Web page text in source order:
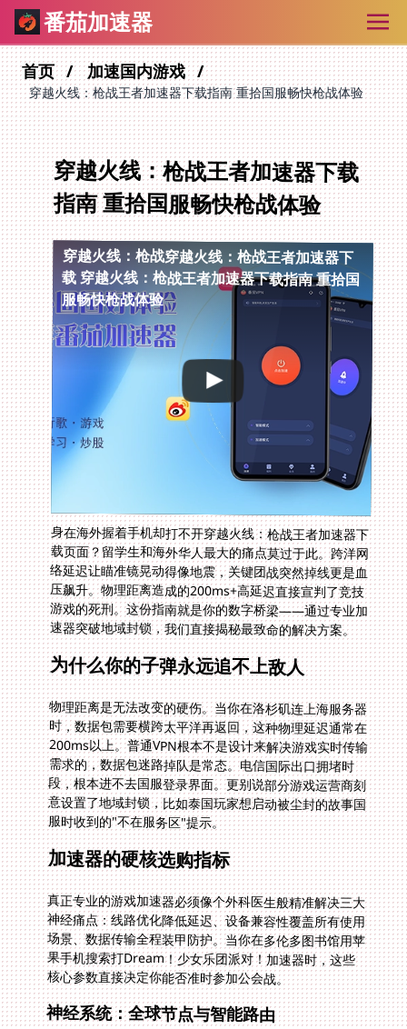
番茄加速器
首页 加速国内游戏
穿越火线：枪战王者加速器下载指南 重拾国服畅快枪战体验
穿越火线：枪战王者加速器下载
指南 重拾国服畅快枪战体验
穿越火线：枪战穿越火线：枪战王者加速器下
载 穿越火线：枪战王者加速器下载指南 重拾国
服畅快枪战体验
身在海外握着手机却打不开穿越火线：枪战王者加速器下
载页面？留学生和海外华人最大的痛点莫过于此。跨洋网
络延迟让瞄准镜晃动得像地震，关键团战突然掉线更是血
压飙升。物理距离造成的200ms+高延迟直接宣判了竞技
游戏的死刑。这份指南就是你的数字桥梁——通过专业加
速器突破地域封锁，我们直接揭秘最致命的解决方案。
为什么你的子弹永远追不上敌人
物理距离是无法改变的硬伤。当你在洛杉矶连上海服务器
时，数据包需要横跨太平洋再返回，这种物理延迟通常在
200ms以上。普通VPN根本不是设计来解决游戏实时传输
需求的，数据包迷路掉队是常态。电信国际出口拥堵时
段，根本进不去国服登录界面。更别说部分游戏运营商刻
意设置了地域封锁，比如泰国玩家想启动被尘封的故事国
服时收到的"不在服务区"提示。
加速器的硬核选购指标
真正专业的游戏加速器必须像个外科医生般精准解决三大
神经痛点：线路优化降低延迟、设备兼容性覆盖所有使用
场景、数据传输全程装甲防护。当你在多伦多图书馆用苹
果手机搜索打Dream！少女乐团派对！加速器时，这些
核心参数直接决定你能否准时参加公会战。
神经系统：全球节点与智能路由